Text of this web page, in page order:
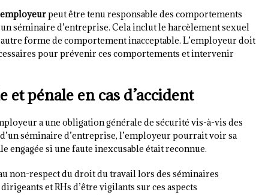
employeurpeut être tenu responsable des comportements
séminaire d’entreprise. Cela inclut le harcèlement sexuel
forme de comportement inacceptable. L’employeur doit
pour prévenir ces comportements et intervenir
pénale en cas d’accident
a une obligation générale de sécurité vis-à-vis des
séminaire d’entreprise, l’employeur pourrait voir sa
engagée si une faute inexcusable était reconnue.
non-respect du droit du travail lors des séminaires
et RHs d’être vigilants sur ces aspects